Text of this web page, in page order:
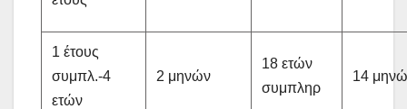
1 έτους
συμπλ.-4
ετών
2 μηνών
18 ετών
συμπληρ
14